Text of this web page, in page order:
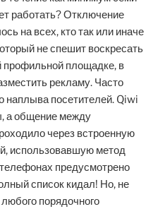
работать? Отключение
на всех, кто так или иначе
не спешит воскресать
профильной площадке, в
рекламу. Часто
наплыва посетителей. Qiwi
а общение между
через встроенную
использовавшую метод
предусмотрено
список кидал! Но, не
порядочного